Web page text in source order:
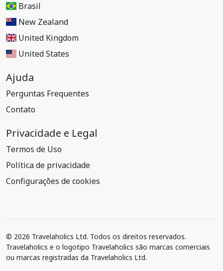
Brasil
New Zealand
United Kingdom
United States
Ajuda
Perguntas Frequentes
Contato
Privacidade e Legal
Termos de Uso
Política de privacidade
Configurações de cookies
© 2026 Travelaholics Ltd. Todos os direitos reservados.
Travelaholics e o logotipo Travelaholics são marcas comerciais
ou marcas registradas da Travelaholics Ltd.